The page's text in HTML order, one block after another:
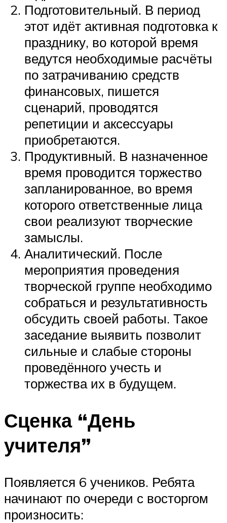
Подготовительный. В период
этот идёт активная подготовка к
празднику, во которой время
ведутся необходимые расчёты
по затрачиванию средств
финансовых, пишется
сценарий, проводятся
репетиции и аксессуары
приобретаются.
Продуктивный. В назначенное
время проводится торжество
запланированное, во время
которого ответственные лица
свои реализуют творческие
замыслы.
Аналитический. После
мероприятия проведения
творческой группе необходимо
собраться и результативность
обсудить своей работы. Такое
заседание выявить позволит
сильные и слабые стороны
проведённого учесть и
торжества их в будущем.
Сценка “День
учителя”
Появляется 6 учеников. Ребята
начинают по очереди с восторгом
произносить: